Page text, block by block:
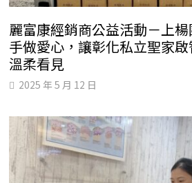
麗富康經銷商公益活動－上
手做愛心，讓彰化私立聖家
溫柔看見
2025 年 5 月 12 日